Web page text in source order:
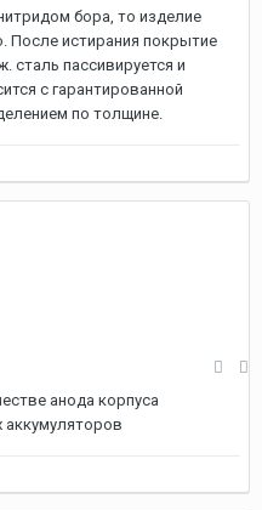
бора, то изделие
После истирания покрытие
сталь пассивируется и
с гарантированной
по толщине.
анода корпуса